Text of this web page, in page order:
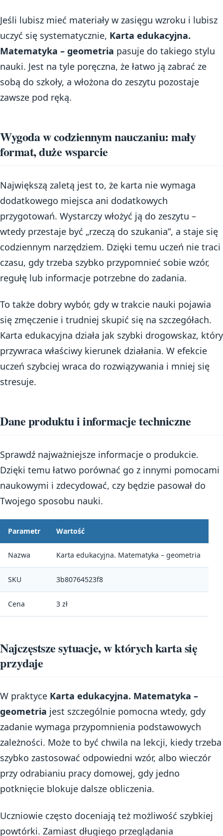
Jeśli lubisz mieć materiały w zasięgu wzroku i lubisz
uczyć się systematycznie, Karta edukacyjna.
Matematyka – geometria pasuje do takiego stylu
nauki. Jest na tyle poręczna, że łatwo ją zabrać ze
sobą do szkoły, a włożona do zeszytu pozostaje
zawsze pod ręką.
Wygoda w codziennym nauczaniu: mały
format, duże wsparcie
Największą zaletą jest to, że karta nie wymaga
dodatkowego miejsca ani dodatkowych
przygotowań. Wystarczy włożyć ją do zeszytu –
wtedy przestaje być „rzeczą do szukania”, a staje się
codziennym narzędziem. Dzięki temu uczeń nie traci
czasu, gdy trzeba szybko przypomnieć sobie wzór,
regułę lub informacje potrzebne do zadania.
To także dobry wybór, gdy w trakcie nauki pojawia
się zmęczenie i trudniej skupić się na szczegółach.
Karta edukacyjna działa jak szybki drogowskaz, który
przywraca właściwy kierunek działania. W efekcie
uczeń szybciej wraca do rozwiązywania i mniej się
stresuje.
Dane produktu i informacje techniczne
Sprawdź najważniejsze informacje o produkcie.
Dzięki temu łatwo porównać go z innymi pomocami
naukowymi i zdecydować, czy będzie pasował do
Twojego sposobu nauki.
Parametr Wartość
Nazwa Karta edukacyjna. Matematyka – geometria
SKU 3b80764523f8
Cena 3 zł
Najczęstsze sytuacje, w których karta się
przydaje
W praktyce Karta edukacyjna. Matematyka –
geometria jest szczególnie pomocna wtedy, gdy
zadanie wymaga przypomnienia podstawowych
zależności. Może to być chwila na lekcji, kiedy trzeba
szybko zastosować odpowiedni wzór, albo wieczór
przy odrabianiu pracy domowej, gdy jedno
potknięcie blokuje dalsze obliczenia.
Uczniowie często doceniają też możliwość szybkiej
powtórki. Zamiast długiego przeglądania